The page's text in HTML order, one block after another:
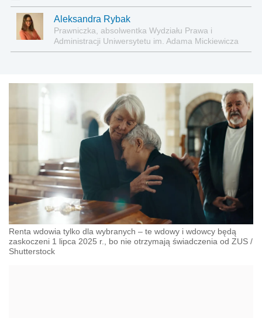
Aleksandra Rybak
Prawniczka, absolwentka Wydziału Prawa i
Administracji Uniwersytetu im. Adama Mickiewicza
w Poznaniu
Renta wdowia tylko dla wybranych – te wdowy i wdowcy będą
zaskoczeni 1 lipca 2025 r., bo nie otrzymają świadczenia od ZUS /
Shutterstock